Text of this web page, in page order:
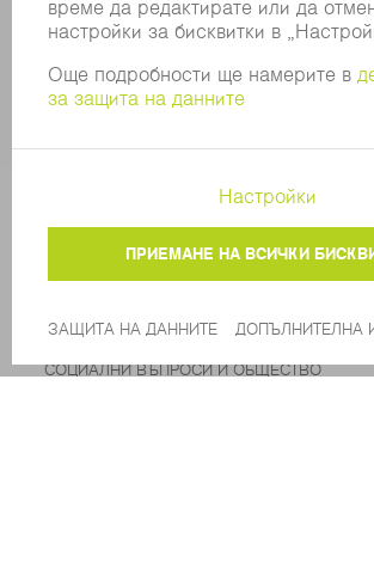
ОТРАСЛИ
КОМПАНИЯТА
СВОБОДНИ ПОЗИЦИИ
ПРОФИЛ НА КОМПАНИЯТА
ГОДИШЕН ДОКЛАД
СИСТЕМА ЗА ПОДАВАНЕ НА СИГНАЛИ
УСТОЙЧИВОСТ
СОЦИАЛНИ ВЪПРОСИ И ОБЩЕСТВО